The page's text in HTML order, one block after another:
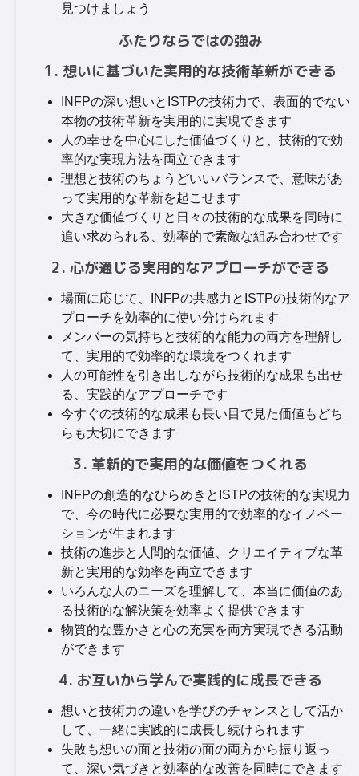
見つけましょう
ふたりならではの強み
1. 想いに基づいた実用的な技術革新ができる
INFPの深い想いとISTPの技術力で、表面的でない
本物の技術革新を実用的に実現できます
人の幸せを中心にした価値づくりと、技術的で効
率的な実現方法を両立できます
理想と技術のちょうどいいバランスで、意味があ
って実用的な革新を起こせます
大きな価値づくりと日々の技術的な成果を同時に
追い求められる、効率的で素敵な組み合わせです
2. 心が通じる実用的なアプローチができる
場面に応じて、INFPの共感力とISTPの技術的なア
プローチを効率的に使い分けられます
メンバーの気持ちと技術的な能力の両方を理解し
て、実用的で効率的な環境をつくれます
人の可能性を引き出しながら技術的な成果も出せ
る、実践的なアプローチです
今すぐの技術的な成果も長い目で見た価値もどち
らも大切にできます
3. 革新的で実用的な価値をつくれる
INFPの創造的なひらめきとISTPの技術的な実現力
で、今の時代に必要な実用的で効率的なイノベー
ションが生まれます
技術の進歩と人間的な価値、クリエイティブな革
新と実用的な効率を両立できます
いろんな人のニーズを理解して、本当に価値のあ
る技術的な解決策を効率よく提供できます
物質的な豊かさと心の充実を両方実現できる活動
ができます
4. お互いから学んで実践的に成長できる
想いと技術力の違いを学びのチャンスとして活か
して、一緒に実践的に成長し続けられます
失敗も想いの面と技術の面の両方から振り返っ
て、深い気づきと効率的な改善を同時にできます